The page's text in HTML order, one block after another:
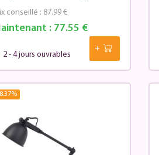
: 77.55 €
conseillé : 87.99 €
2 - 4 jours ouvrables
%